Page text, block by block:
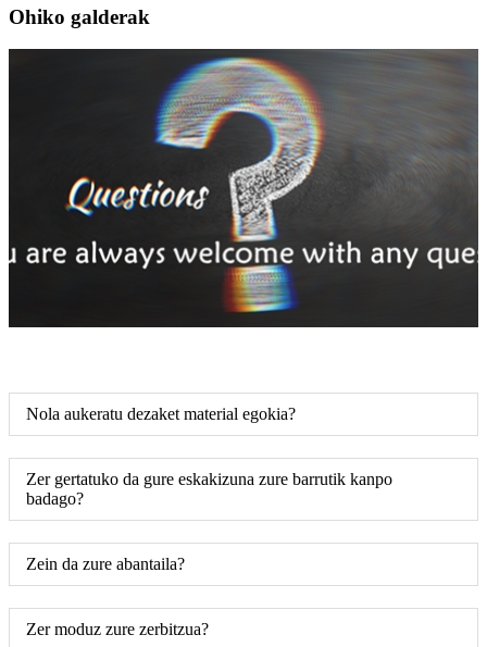
Ohiko galderak
Nola aukeratu dezaket material egokia?
Zer gertatuko da gure eskakizuna zure barrutik kanpo
badago?
Zein da zure abantaila?
Zer moduz zure zerbitzua?